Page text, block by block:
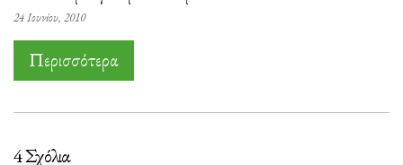
24 Ιουνίου, 2010
Περισσότερα
4 Σχόλια